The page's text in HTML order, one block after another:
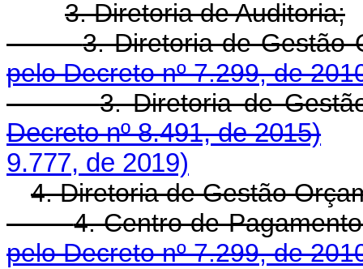
3. Diretoria de Auditoria;
3. Diretoria de
pelo Decreto nº 7.299, de
3. Diretoria de
Decreto nº 8.491, de 2015)
9.777, de 2019)
4. Diretoria de Gestão
4. Centro de
pelo Decreto nº 7.299, de